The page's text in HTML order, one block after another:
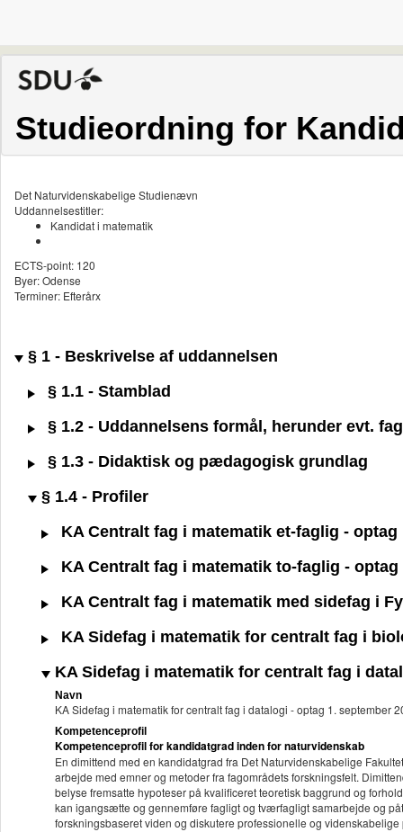
Studieordning for
Det Naturvidenskabelige Studienævn
Uddannelsestitler:
Kandidat i matematik
ECTS-point: 120
Byer: Odense
Terminer: Efterårx
§ 1 - Beskrivelse af uddannelsen
§ 1.1 - Stamblad
§ 1.2 - Uddannelsens formål, herunder evt.
§ 1.3 - Didaktisk og pædagogisk grundlag
§ 1.4 - Profiler
KA Centralt fag i matematik et-faglig - optag
KA Centralt fag i matematik to-faglig - optag
KA Centralt fag i matematik med sidefag i
KA Sidefag i matematik for centralt fag i
KA Sidefag i matematik for centralt fag i
Navn
KA Sidefag i matematik for centralt fag i datalogi - optag 1. september
Kompetenceprofil
Kompetenceprofil for kandidatgrad inden for naturvidenskab
En dimittend med en kandidatgrad fra Det Naturvidenskabelige
arbejde med emner og metoder fra fagområdets forskningsfelt.
belyse fremsatte hypoteser på kvalificeret teoretisk baggrund og
kan igangsætte og gennemføre fagligt og tværfagligt samarbejde og
forskningsbaseret viden og diskutere professionelle og